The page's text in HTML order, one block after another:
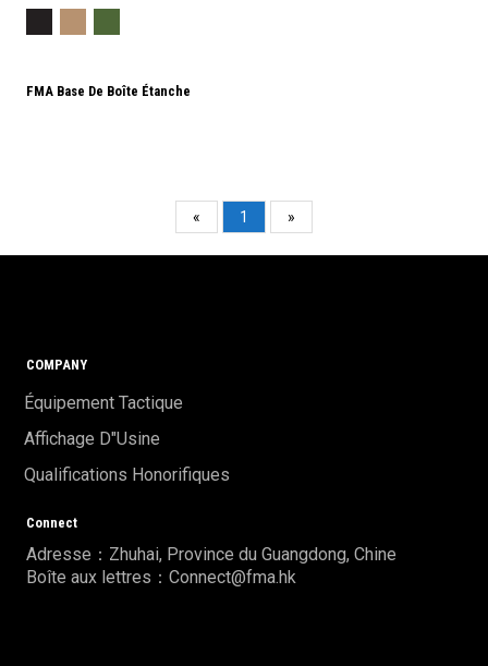
FMA Base De Boîte Étanche
« 1 »
COMPANY
Équipement Tactique
Affichage D"usine
Qualifications Honorifiques
Connect
Adresse：Zhuhai, Province du Guangdong, Chine
Boîte aux lettres：Connect@fma.hk